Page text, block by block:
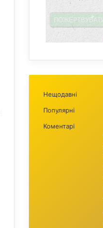
Нещодавні
Популярні
Коментарі